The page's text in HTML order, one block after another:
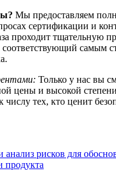
Мы предоставляем
сертификации и
проходит тщательную
соответствующий самым
Только у нас вы
цены и высокой
числу тех, кто ценит
анализ рисков для
продукта